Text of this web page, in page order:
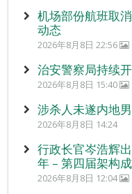
机场部份航班取
动态
2026年8月8日 22:56
治安警察局持续
2026年8月8日 15:40
涉杀人未遂内地
2026年8月8日 14:24
行政长官岑浩辉
年 – 第四届架构
2026年8月8日 12:04